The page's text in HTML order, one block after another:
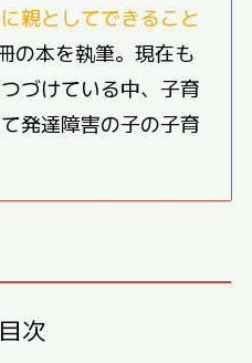
親としてできること
の本を執筆。現在も
づけている中、子育
発達障害の子の子育
目次